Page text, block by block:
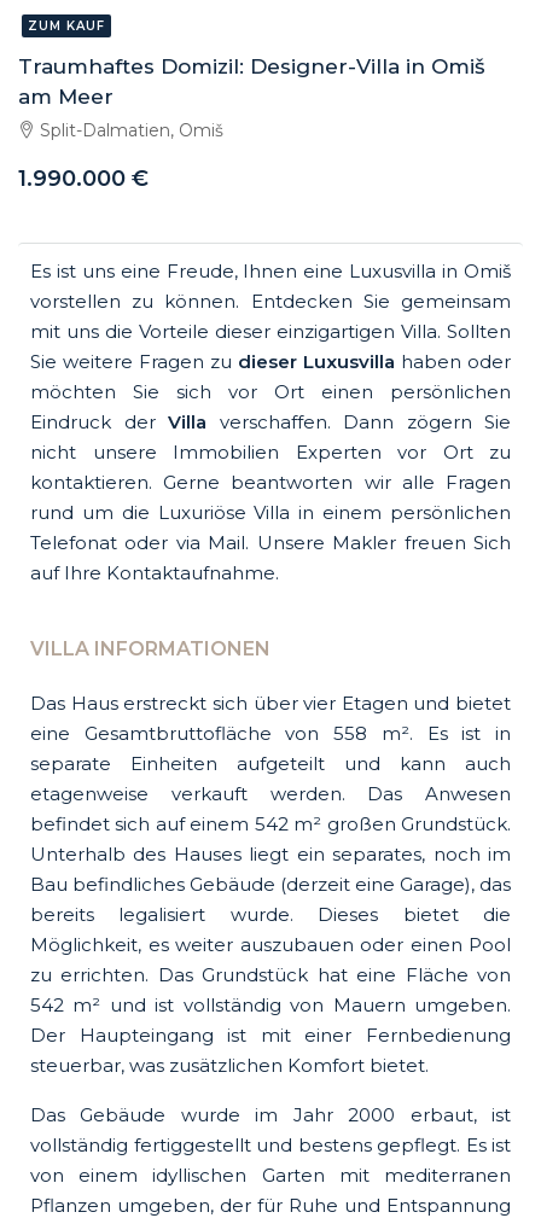
ZUM KAUF
Traumhaftes Domizil: Designer-Villa in Omiš
am Meer
Split-Dalmatien, Omiš
1.990.000 €
Es ist uns eine Freude, Ihnen eine Luxusvilla in Omiš
vorstellen zu können. Entdecken Sie gemeinsam
mit uns die Vorteile dieser einzigartigen Villa. Sollten
Sie weitere Fragen zu dieser Luxusvilla haben oder
möchten Sie sich vor Ort einen persönlichen
Eindruck der Villa verschaffen. Dann zögern Sie
nicht unsere Immobilien Experten vor Ort zu
kontaktieren. Gerne beantworten wir alle Fragen
rund um die Luxuriöse Villa in einem persönlichen
Telefonat oder via Mail. Unsere Makler freuen Sich
auf Ihre Kontaktaufnahme.
VILLA INFORMATIONEN
Das Haus erstreckt sich über vier Etagen und bietet
eine Gesamtbruttofläche von 558 m². Es ist in
separate Einheiten aufgeteilt und kann auch
etagenweise verkauft werden. Das Anwesen
befindet sich auf einem 542 m² großen Grundstück.
Unterhalb des Hauses liegt ein separates, noch im
Bau befindliches Gebäude (derzeit eine Garage), das
bereits legalisiert wurde. Dieses bietet die
Möglichkeit, es weiter auszubauen oder einen Pool
zu errichten. Das Grundstück hat eine Fläche von
542 m² und ist vollständig von Mauern umgeben.
Der Haupteingang ist mit einer Fernbedienung
steuerbar, was zusätzlichen Komfort bietet.
Das Gebäude wurde im Jahr 2000 erbaut, ist
vollständig fertiggestellt und bestens gepflegt. Es ist
von einem idyllischen Garten mit mediterranen
Pflanzen umgeben, der für Ruhe und Entspannung